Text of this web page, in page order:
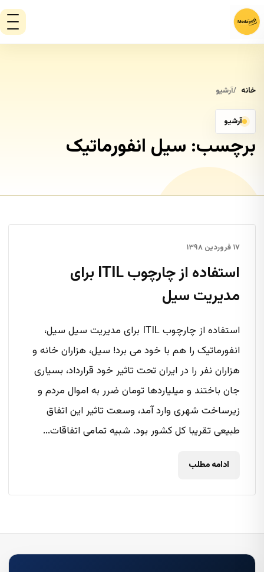
خانه آرشیو
آرشیو
برچسب: سیل انفورماتیک
۱۷ فروردین ۱۳۹۸
استفاده از چارچوب ITIL برای
مدیریت سیل
استفاده از چارچوب ITIL برای مدیریت سیل سیل،
انفورماتیک را هم با خود می برد! سیل، هزاران خانه و
هزاران نفر را در ایران تحت تاثیر خود قرارداد، بسیاری
جان باختند و میلیاردها تومان ضرر به اموال مردم و
زیرساخت شهری وارد آمد، وسعت تاثیر این اتفاق
طبیعی تقریبا کل کشور بود. شبیه تمامی اتفاقات...
ادامه مطلب